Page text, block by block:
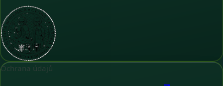
Ochrana údajů